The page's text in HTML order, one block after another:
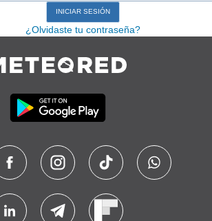
¿Olvidaste tu contraseña?